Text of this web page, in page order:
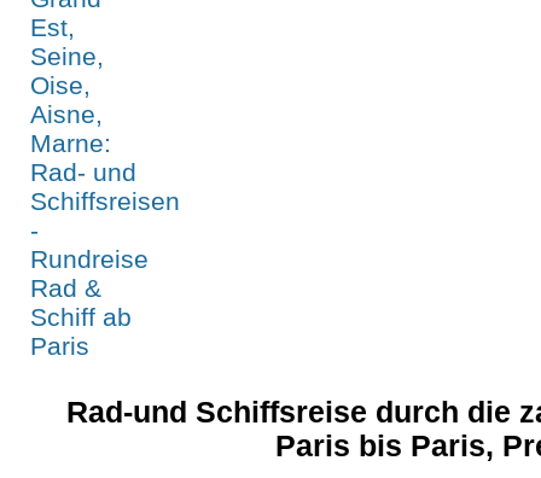
Rad-und Schiffsreise durch die
Paris bis Paris,